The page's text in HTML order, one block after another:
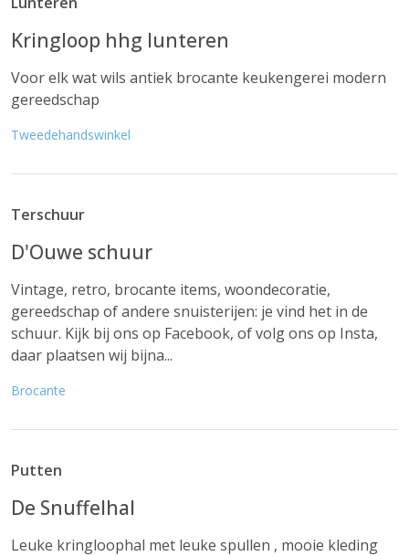
Kringloop hhg lunteren
Voor elk wat wils antiek brocante keukengerei modern
gereedschap
Tweedehandswinkel
Terschuur
D'Ouwe schuur
Vintage, retro, brocante items, woondecoratie,
gereedschap of andere snuisterijen: je vind het in de
schuur. Kijk bij ons op Facebook, of volg ons op Insta,
daar plaatsen wij bijna...
Brocante
Putten
De Snuffelhal
Leuke kringloophal met leuke spullen , mooie kleding